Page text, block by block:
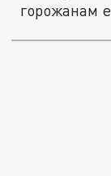
горожанам